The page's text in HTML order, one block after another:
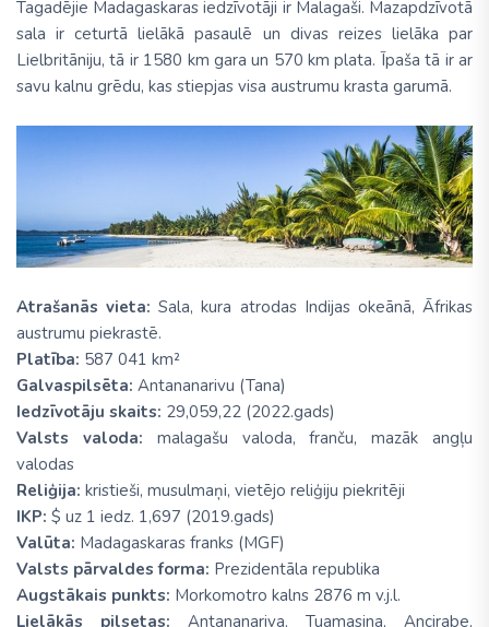
Tagadējie Madagaskaras iedzīvotāji ir Malagaši. Mazapdzīvotā
sala ir ceturtā lielākā pasaulē un divas reizes lielāka par
Lielbritāniju, tā ir 1580 km gara un 570 km plata. Īpaša tā ir ar
savu kalnu grēdu, kas stiepjas visa austrumu krasta garumā.
Atrašanās vieta:Sala, kura atrodas Indijas okeānā, Āfrikas
austrumu piekrastē.
Platība: 587 041 km²
Galvaspilsēta: Antananarivu (Tana)
Iedzīvotāju skaits: 29,059,22 (2022.gads)
Valsts valoda: malagašu valoda, franču, mazāk angļu
valodas
Reliģija: kristieši, musulmaņi, vietējo reliģiju piekritēji
IKP: $ uz 1 iedz. 1,697 (2019.gads)
Valūta: Madagaskaras franks (MGF)
Valsts pārvaldes forma: Prezidentāla republika
Augstākais punkts: Morkomotro kalns 2876 m v.j.l.
Lielākās pilsetas: Antananariva, Tuamasina, Ancirabe,